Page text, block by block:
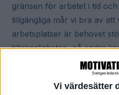
Vi värdesätter
gränsen för arbetet i tid
tillgängliga mår vi bra av att
arbetsplatser är behovet
tillgängligheten, på andra
främjar flexibilitet och
att styra. Oavsett vilket tror
förväntningar och ramar